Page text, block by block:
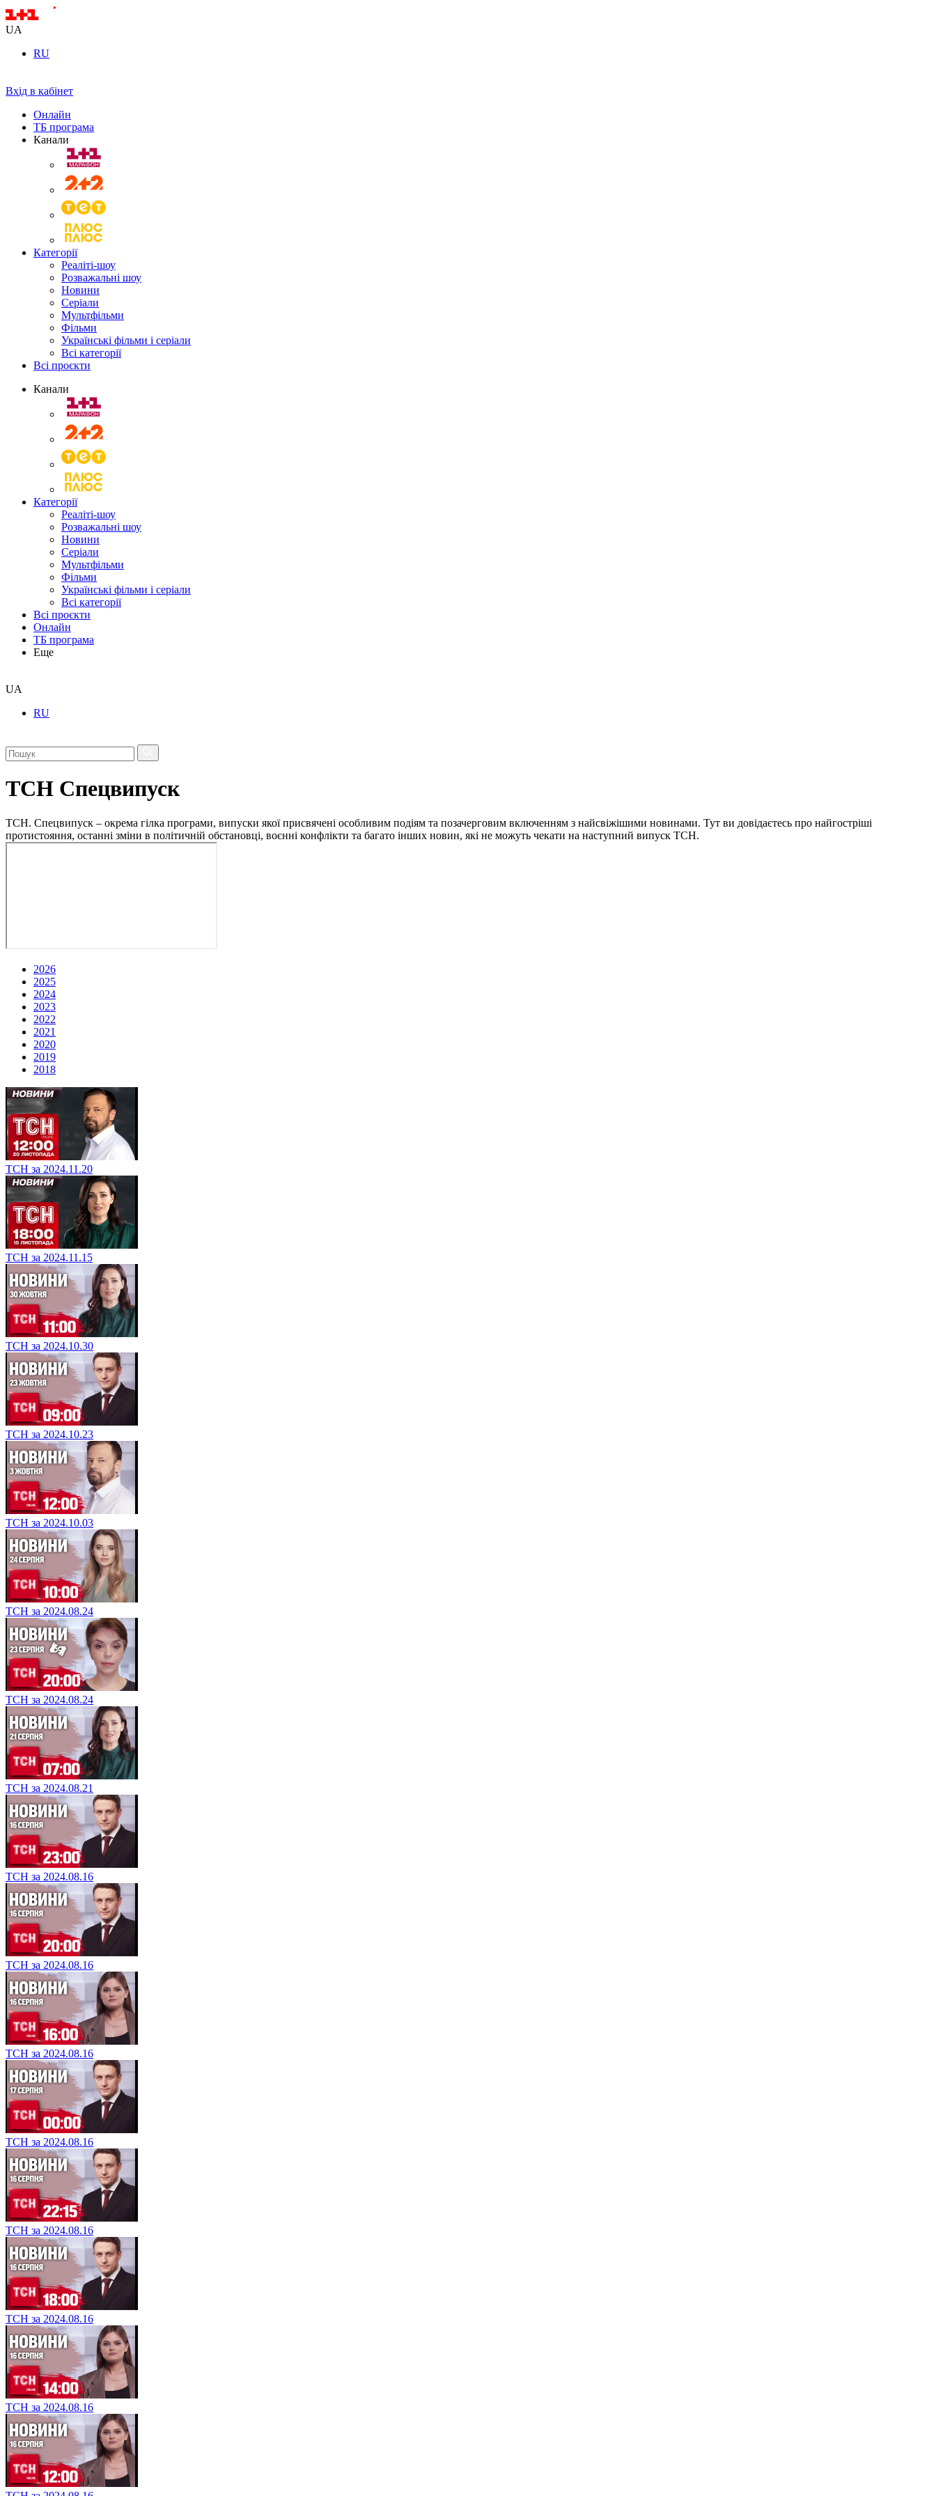
UA
RU
Вхід в кабінет
Онлайн
ТБ програма
Канали
Категорії
Реаліті-шоу
Розважальні шоу
Новини
Серіали
Мультфільми
Фільми
Українські фільми і серіали
Всі категорії
Всі проєкти
Канали
Категорії
Реаліті-шоу
Розважальні шоу
Новини
Серіали
Мультфільми
Фільми
Українські фільми і серіали
Всі категорії
Всі проєкти
Онлайн
ТБ програма
Еще
UA
RU
ТСН Спецвипуск
ТСН. Спецвипуск – окрема гілка програми, випуски якої присвячені особливим подіям та позачерговим включенням з найсвіжішими новинами. Тут ви довідаєтесь про найгостріші
протистояння, останні зміни в політичній обстановці, воєнні конфлікти та багато інших новин, які не можуть чекати на наступний випуск ТСН.
2026
2025
2024
2023
2022
2021
2020
2019
2018
ТСН за 2024.11.20
ТСН за 2024.11.15
ТСН за 2024.10.30
ТСН за 2024.10.23
ТСН за 2024.10.03
ТСН за 2024.08.24
ТСН за 2024.08.24
ТСН за 2024.08.21
ТСН за 2024.08.16
ТСН за 2024.08.16
ТСН за 2024.08.16
ТСН за 2024.08.16
ТСН за 2024.08.16
ТСН за 2024.08.16
ТСН за 2024.08.16